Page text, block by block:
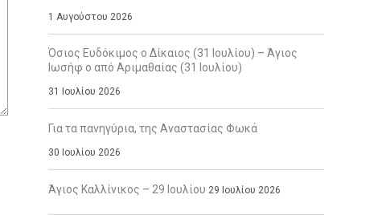
1 Αυγούστου 2026
Όσιος Ευδόκιμος ο Δίκαιος (31 Ιουλίου) – Άγιος
Ιωσήφ ο από Αριμαθαίας (31 Ιουλίου)
31 Ιουλίου 2026
Για τα πανηγύρια, της Αναστασίας Φωκά
30 Ιουλίου 2026
Άγιος Καλλίνικος – 29 Ιουλίου 29 Ιουλίου 2026